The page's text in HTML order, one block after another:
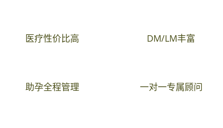
医疗性价比高 DM/LM丰富
助孕全程管理 一对一专属顾问